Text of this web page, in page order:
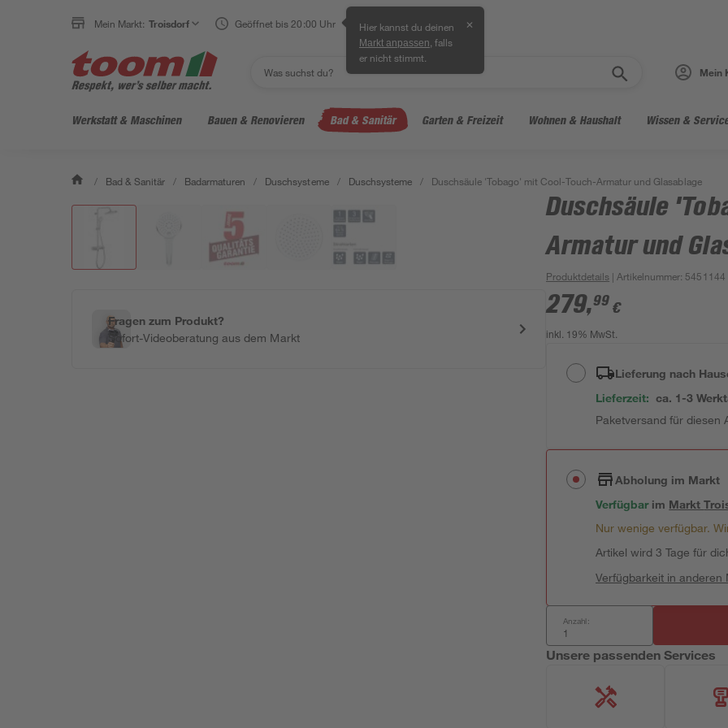
Mein Markt: Troisdorf Geöffnet bis 20:00 Uhr Hier kannst du deinen
Markt anpassen , falls
er nicht stimmt.
✕
Mein
Werkstatt & Maschinen Bauen & Renovieren Bad & Sanitär Garten & Freizeit Wohnen & Haushalt Wissen &
/ Bad & Sanitär / Badarmaturen / Duschsysteme / Duschsysteme / Duschsäule 'Tobago' mit Cool-Touch-Armatur und Glasablage
Fragen zum Produkt?
Sofort-Videoberatung aus dem Markt
Duschsäule
Armatur und
Produktdetails | Artikelnummer: 5451144
279,99 €
inkl. 19% MwSt.
Lieferung nach
Lieferzeit: ca. 1-3
Paketversand für diesen
Abholung im Markt
Verfügbar im Markt
Nur wenige verfügbar.
Artikel wird 3 Tage für
Verfügbarkeit in anderen
Anzahl:
Unsere passenden Services